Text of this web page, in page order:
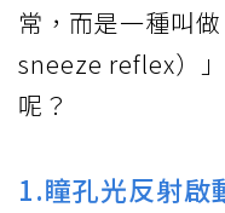
常，而是一種叫
sneeze reflex）
呢？
1.瞳孔光反射啟